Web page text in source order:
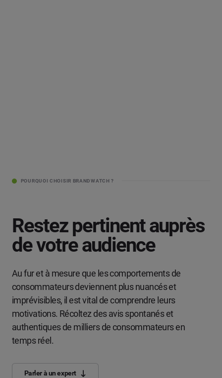
POURQUOI CHOISIR BRANDWATCH ?
Restez pertinent auprès
de votre audience
Au fur et à mesure que les comportements de
consommateurs deviennent plus nuancés et
imprévisibles, il est vital de comprendre leurs
motivations. Récoltez des avis spontanés et
authentiques de milliers de consommateurs en
temps réel.
Parler à un expert